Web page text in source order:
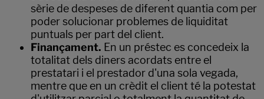
sèrie de despeses de diferent quantia com per
poder solucionar problemes de liquiditat
puntuals per part del client.
Finançament. En un préstec es concedeix la
totalitat dels diners acordats entre el
prestatari i el prestador d'una sola vegada,
mentre que en un crèdit el client té la potestat